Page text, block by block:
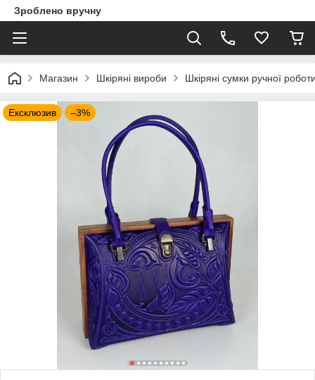
Зроблено вручну
Магазин Шкіряні вироби Шкіряні сумки ручної
Ексклюзив –3%